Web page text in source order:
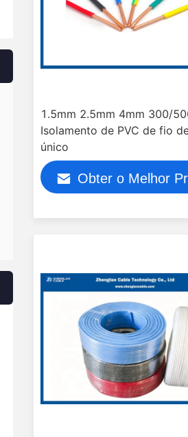
1.5mm 2.5mm 4mm 300/
Isolamento de PVC de fio
único
Obter o Melhor